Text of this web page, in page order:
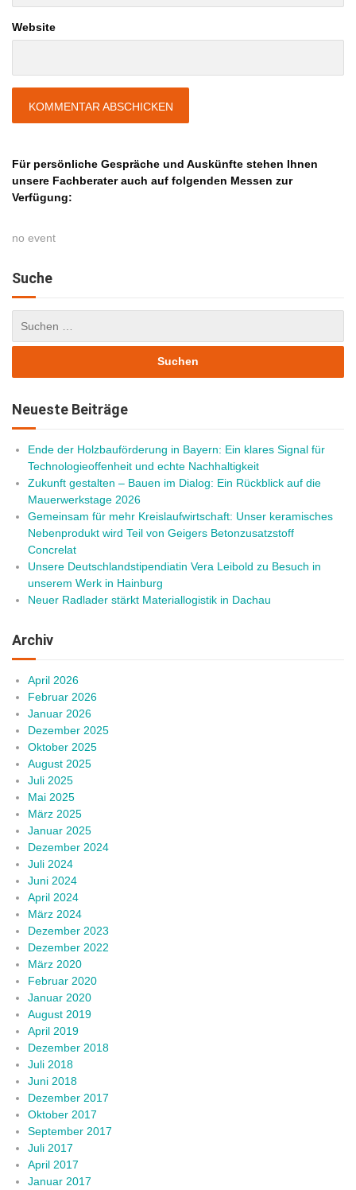
Website
Für persönliche Gespräche und Auskünfte stehen Ihnen
unsere Fachberater auch auf folgenden Messen zur
Verfügung:
no event
Suche
Neueste Beiträge
Ende der Holzbauförderung in Bayern: Ein klares Signal für
Technologieoffenheit und echte Nachhaltigkeit
Zukunft gestalten – Bauen im Dialog: Ein Rückblick auf die
Mauerwerkstage 2026
Gemeinsam für mehr Kreislaufwirtschaft: Unser keramisches
Nebenprodukt wird Teil von Geigers Betonzusatzstoff
Concrelat
Unsere Deutschlandstipendiatin Vera Leibold zu Besuch in
unserem Werk in Hainburg
Neuer Radlader stärkt Materiallogistik in Dachau
Archiv
April 2026
Februar 2026
Januar 2026
Dezember 2025
Oktober 2025
August 2025
Juli 2025
Mai 2025
März 2025
Januar 2025
Dezember 2024
Juli 2024
Juni 2024
April 2024
März 2024
Dezember 2023
Dezember 2022
März 2020
Februar 2020
Januar 2020
August 2019
April 2019
Dezember 2018
Juli 2018
Juni 2018
Dezember 2017
Oktober 2017
September 2017
Juli 2017
April 2017
Januar 2017